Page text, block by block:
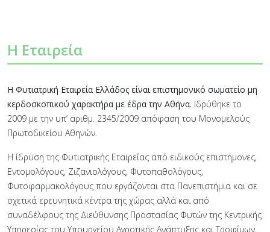
Η Εταιρεία
Η Φυτιατρική Εταιρεία Ελλάδος είναι επιστημονικό σωματείο μη
κερδοσκοπικού χαρακτήρα με έδρα την Αθήνα. Ιδρύθηκε το
2009 με την υπ’ αριθμ. 2345/2009 απόφαση του Μονομελούς
Πρωτοδικείου Αθηνών.
Η ίδρυση της Φυτιατρικής Εταιρείας από ειδικούς επιστήμονες,
Εντομολόγους, Ζιζανιολόγους, Φυτοπαθολόγους,
Φυτοφαρμακολόγους που εργάζονται στα Πανεπιστήμια και σε
σχετικά ερευνητικά κέντρα της χώρας αλλά και από
συναδέλφους της Διεύθυνσης Προστασίας Φυτών της Κεντρικής
Υπηρεσίας του Υπουργείου Αγροτικής Ανάπτυξης και Τροφίμων,